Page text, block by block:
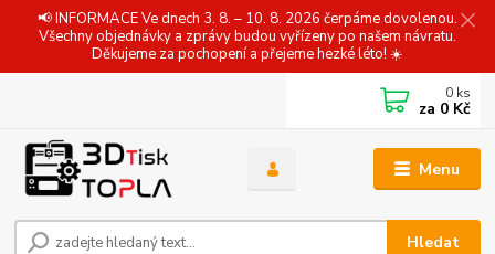
📢 INFORMACE Ve dnech 3. 8. – 10. 8. 2026 čerpáme dovolenou.
Všechny objednávky a zprávy budou vyřízeny po našem návratu.
Děkujeme za pochopení a přejeme hezké léto! ☀️
Menu
Hledat
0 ks
za 0 Kč